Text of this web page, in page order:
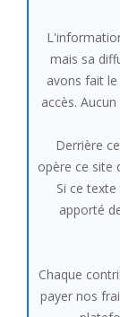
mais sa
avons fait
accès.
Derrière
opère ce site
Si ce
apporté
Chaque
payer nos